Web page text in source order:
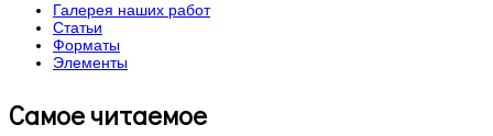
Галерея наших работ
Статьи
Форматы
Элементы
Самое читаемое